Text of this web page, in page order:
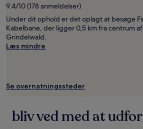
9.4/10 (178 anmeldelser)
Under dit ophold er det oplagt at besøge
Kabelbane, der ligger 0,5 km fra centrum af
Grindelwald.
Læs mindre
Se overnatningssteder
bliv ved med at